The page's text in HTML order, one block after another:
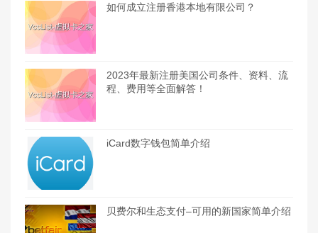
如何成立注册香港本地有限公司？
2023年最新注册美国公司条件、资料、流
程、费用等全面解答！
iCard数字钱包简单介绍
贝费尔和生态支付–可用的新国家简单介绍